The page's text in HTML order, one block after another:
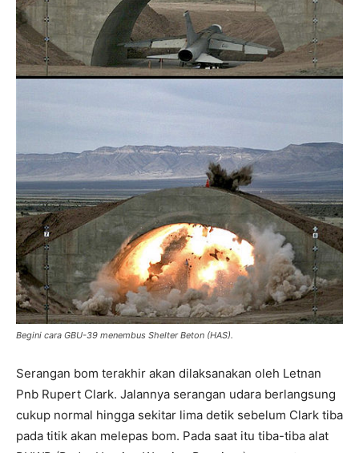
Begini cara GBU-39 menembus Shelter Beton (HAS).
Serangan bom terakhir akan dilaksanakan oleh Letnan
Pnb Rupert Clark. Jalannya serangan udara berlangsung
cukup normal hingga sekitar lima detik sebelum Clark tiba
pada titik akan melepas bom. Pada saat itu tiba-tiba alat